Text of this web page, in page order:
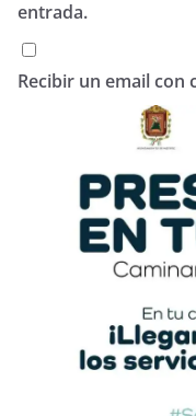
entrada.
Recibir un email con